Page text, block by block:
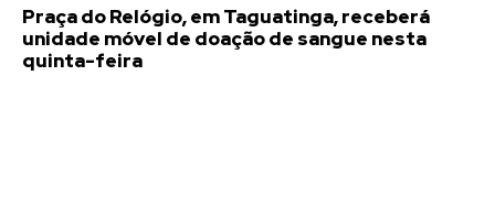
Praça do Relógio, em Taguatinga, receberá
unidade móvel de doação de sangue nesta
quinta-feira